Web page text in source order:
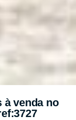
à venda no